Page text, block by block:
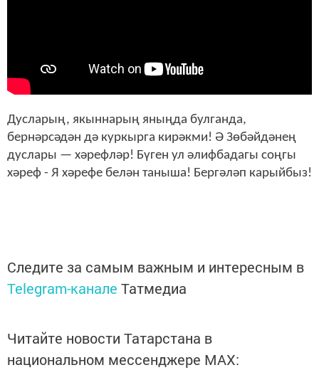
Дусларың, якыннарың яныңда булганда,
бернәрсәдән дә куркырга кирәкми! Ә Зөбәйдәнең
дуслары — хәрефләр! Бүген ул әлифбадагы соңгы
хәреф - Я хәрефе белән таныша! Бергәләп карыйбыз!
Следите за самым важным и интересным в
Telegram-канале Татмедиа
Читайте новости Татарстана в
национальном мессенджере MАХ: